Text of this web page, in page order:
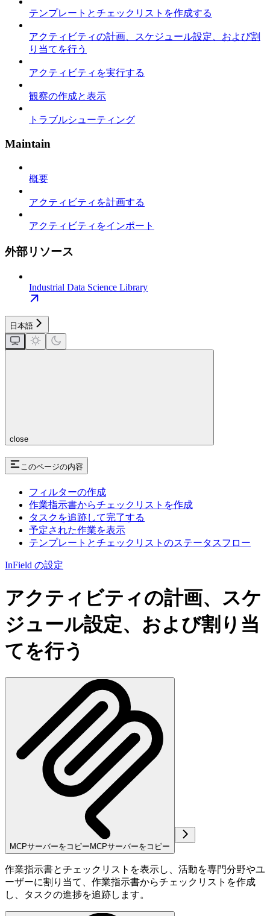
テンプレートとチェックリストを作成する
アクティビティの計画、スケジュール設定、および割
り当てを行う
アクティビティを実行する
観察の作成と表示
トラブルシューティング
Maintain
概要
アクティビティを計画する
アクティビティをインポート
外部リソース
Industrial Data Science Library
日本語
close
このページの内容
フィルターの作成
作業指示書からチェックリストを作成
タスクを追跡して完了する
予定された作業を表示
テンプレートとチェックリストのステータスフロー
InField の設定
アクティビティの計画、スケ
ジュール設定、および割り当
てを行う
MCPサーバーをコピー MCPサーバーをコピー
作業指示書とチェックリストを表示し、活動を専門分野やユ
ーザーに割り当て、作業指示書からチェックリストを作成
し、タスクの進捗を追跡します。